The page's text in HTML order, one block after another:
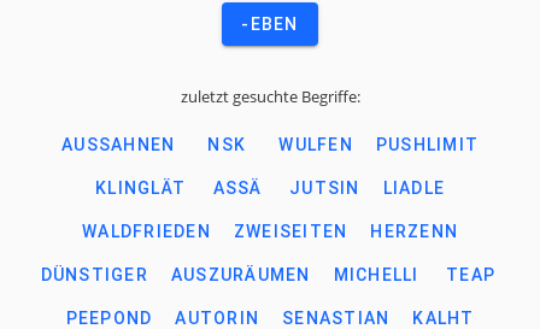
-EBEN
zuletzt gesuchte Begriffe:
AUSSAHNEN NSK WULFEN PUSHLIMIT
KLINGLÄT ASSÄ JUTSIN LIADLE
WALDFRIEDEN ZWEISEITEN HERZENN
DÜNSTIGER AUSZURÄUMEN MICHELLI TEAP
PEEPOND AUTORIN SENASTIAN KALHT